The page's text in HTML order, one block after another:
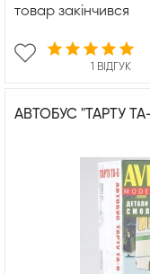
1 ВІДГУК
товар закінчився
АВТОБУС "ТАРТУ